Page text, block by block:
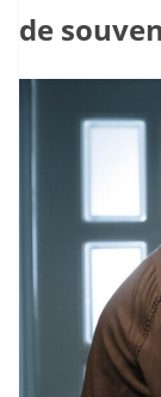
de